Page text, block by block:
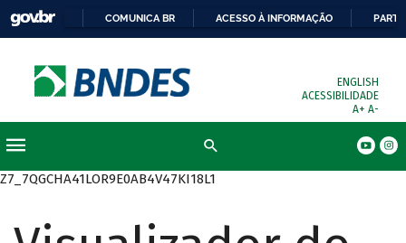
COMUNICA BR ACESSO À INFORMAÇÃO
ENGLISH
ACESSIBILIDADE
A+ A-
Z7_7QGCHA41LOR9E0AB4V47KI18L1